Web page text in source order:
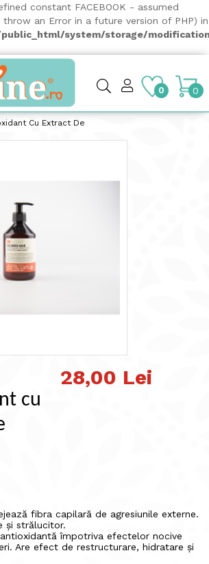
constant FACEBOOK - assumed
throw an Error in a future version of PHP) in
system/storage/
0 0
Cu Extract De Morcov - INSIGHT
cu
28,00 Lei
fibra capilară de agresiunile externe.
și strălucitor.
împotriva efectelor nocive
Are efect de restructurare, hidratare și